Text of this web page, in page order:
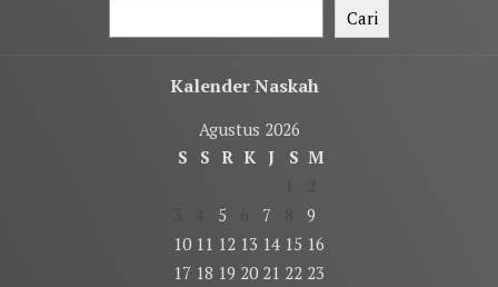
Cari
Kalender Naskah
Agustus 2026
S
S R K J S M
5 7
9
10 11 12 13 14 15 16
17 18 19 20 21 22 23